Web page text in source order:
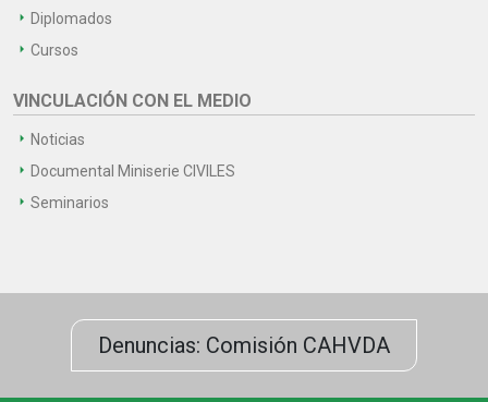
Diplomados
Cursos
VINCULACIÓN CON EL MEDIO
Noticias
Documental Miniserie CIVILES
Seminarios
Denuncias: Comisión CAHVDA